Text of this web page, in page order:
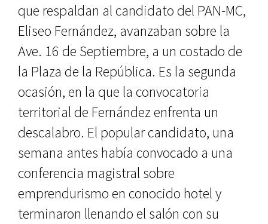
que respaldan al candidato del PAN-MC,
Eliseo Fernández, avanzaban sobre la
Ave. 16 de Septiembre, a un costado de
la Plaza de la República. Es la segunda
ocasión, en la que la convocatoria
territorial de Fernández enfrenta un
descalabro. El popular candidato, una
semana antes había convocado a una
conferencia magistral sobre
emprendurismo en conocido hotel y
terminaron llenando el salón con su